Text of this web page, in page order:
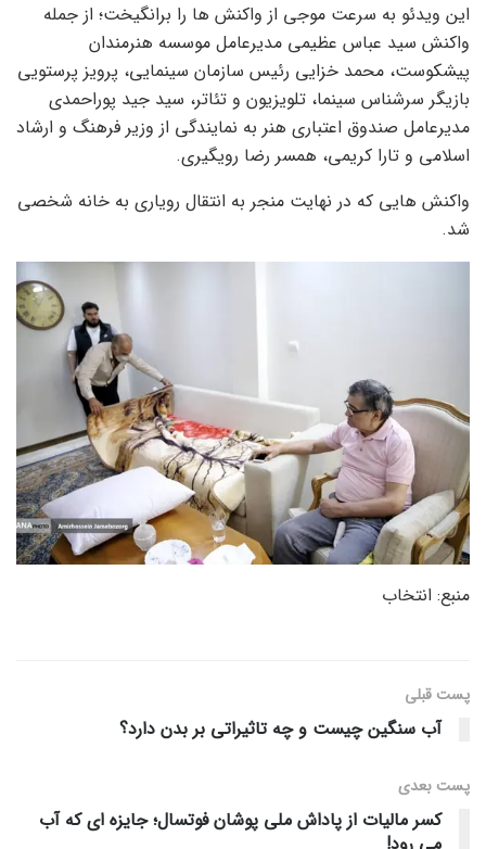
این ویدئو به سرعت موجی از واکنش ها را برانگیخت؛ از جمله
واکنش سید عباس عظیمی مدیرعامل موسسه هنرمندان
پیشکوست، محمد خزایی رئیس سازمان سینمایی، پرویز پرستویی
بازیگر سرشناس سینما، تلویزیون و تئاتر، سید جید پوراحمدی
مدیرعامل صندوق اعتباری هنر به نمایندگی از وزیر فرهنگ و ارشاد
اسلامی و تارا کریمی، همسر رضا رویگیری.
واکنش هایی که در نهایت منجر به انتقال رویاری به خانه شخصی
شد.
منبع: انتخاب
پست قبلی
آب سنگین چیست و چه تاثیراتی بر بدن دارد؟
پست‌ بعدی
کسر مالیات از پاداش ملی پوشان فوتسال؛ جایزه ای که آب